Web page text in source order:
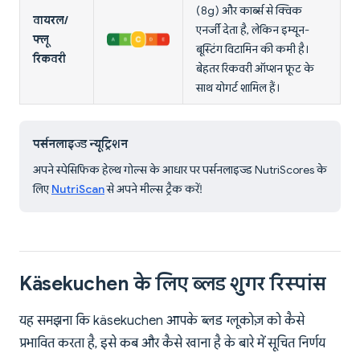
वायरल/
फ्लू
रिकवरी
(8g) और कार्ब्स से क्विक
एनर्जी देता है, लेकिन इम्यून-
बूस्टिंग विटामिन की कमी है।
बेहतर रिकवरी ऑप्शन फ्रूट के
साथ योगर्ट शामिल हैं।
पर्सनलाइज्ड न्यूट्रिशन
अपने स्पेसिफिक हेल्थ गोल्स के आधार पर पर्सनलाइज्ड NutriScores के
लिए NutriScanसे अपने मील्स ट्रैक करें!
Käsekuchen के लिए ब्लड शुगर रिस्पांस
यह समझना कि käsekuchen आपके ब्लड ग्लूकोज़ को कैसे
प्रभावित करता है, इसे कब और कैसे खाना है के बारे में सूचित निर्णय